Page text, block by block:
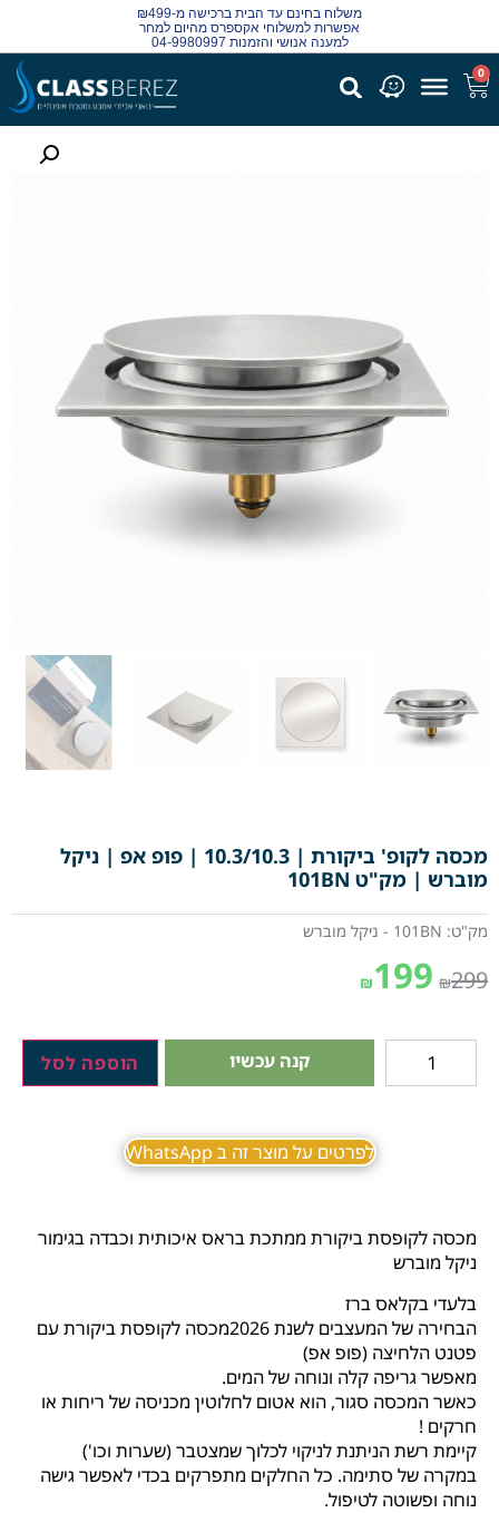
משלוח בחינם עד הבית ברכישה מ-₪499
אפשרות למשלוחי אקספרס מהיום למחר
למענה אנושי והזמנות 04-9980997
0
מכסה לקופ' ביקורת | 10.3/10.3 | פופ אפ | ניקל
מוברש | מק"ט 101BN
מק"ט: 101BN - ניקל מוברש
₪299
₪199
קנה עכשיו הוספה לסל
לפרטים על מוצר זה ב WhatsApp
מכסה לקופסת ביקורת ממתכת בראס איכותית וכבדה בגימור
ניקל מוברש
בלעדי בקלאס ברז
הבחירה של המעצבים לשנת 2026מכסה לקופסת ביקורת עם
פטנט הלחיצה (פופ אפ)
מאפשר גריפה קלה ונוחה של המים.
כאשר המכסה סגור, הוא אטום לחלוטין מכניסה של ריחות או
חרקים !
קיימת רשת הניתנת לניקוי לכלוך שמצטבר (שערות וכו')
במקרה של סתימה. כל החלקים מתפרקים בכדי לאפשר גישה
נוחה ופשוטה לטיפול.